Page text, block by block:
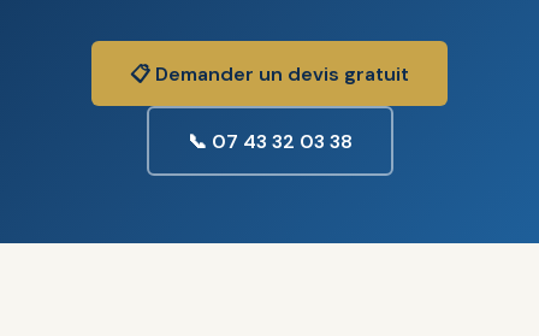
📋 Demander un devis gratuit
📞 07 43 32 03 38